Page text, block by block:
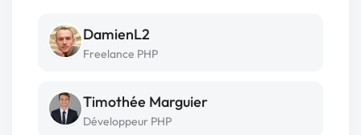
DamienL2
Freelance PHP
Timothée Marguier
Développeur PHP